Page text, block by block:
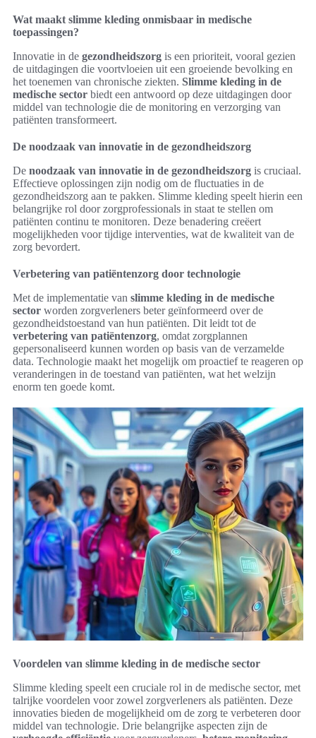
Wat maakt slimme kleding onmisbaar in medische
toepassingen?
Innovatie in de gezondheidszorg is een prioriteit, vooral gezien
de uitdagingen die voortvloeien uit een groeiende bevolking en
het toenemen van chronische ziekten. Slimme kleding in de
medische sector biedt een antwoord op deze uitdagingen door
middel van technologie die de monitoring en verzorging van
patiënten transformeert.
De noodzaak van innovatie in de gezondheidszorg
De noodzaak van innovatie in de gezondheidszorg is cruciaal.
Effectieve oplossingen zijn nodig om de fluctuaties in de
gezondheidszorg aan te pakken. Slimme kleding speelt hierin een
belangrijke rol door zorgprofessionals in staat te stellen om
patiënten continu te monitoren. Deze benadering creëert
mogelijkheden voor tijdige interventies, wat de kwaliteit van de
zorg bevordert.
Verbetering van patiëntenzorg door technologie
Met de implementatie van slimme kleding in de medische
sector worden zorgverleners beter geïnformeerd over de
gezondheidstoestand van hun patiënten. Dit leidt tot de
verbetering van patiëntenzorg, omdat zorgplannen
gepersonaliseerd kunnen worden op basis van de verzamelde
data. Technologie maakt het mogelijk om proactief te reageren op
veranderingen in de toestand van patiënten, wat het welzijn
enorm ten goede komt.
Voordelen van slimme kleding in de medische sector
Slimme kleding speelt een cruciale rol in de medische sector, met
talrijke voordelen voor zowel zorgverleners als patiënten. Deze
innovaties bieden de mogelijkheid om de zorg te verbeteren door
middel van technologie. Drie belangrijke aspecten zijn de